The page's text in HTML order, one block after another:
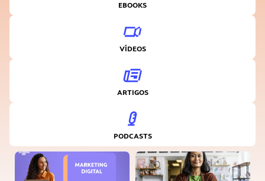
EBOOKS
VÍDEOS
ARTIGOS
PODCASTS